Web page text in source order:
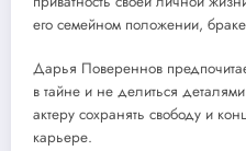
его семейном положении,
Дарья Повереннов
в тайне и не делиться
актеру сохранять свободу и
карьере.